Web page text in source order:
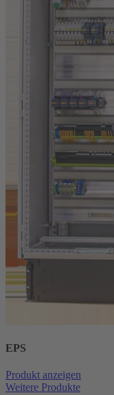
EPS
Produkt anzeigen
Weitere Produkte